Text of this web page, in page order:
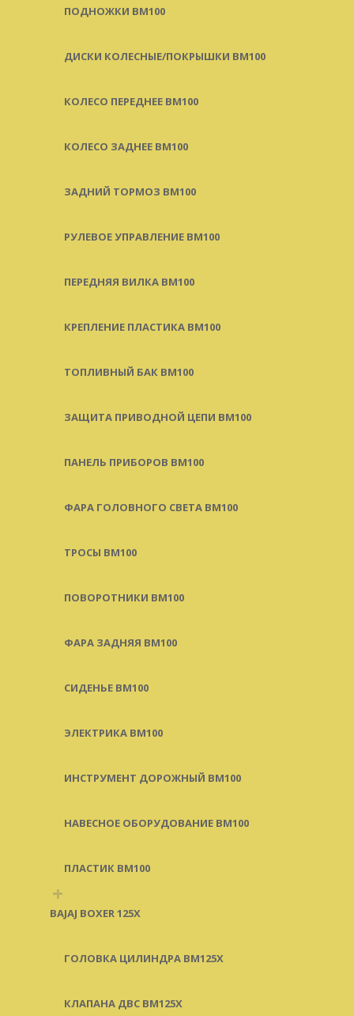
ПОДНОЖКИ BM100
ДИСКИ КОЛЕСНЫЕ/ПОКРЫШКИ BM100
КОЛЕСО ПЕРЕДНЕЕ BM100
КОЛЕСО ЗАДНЕЕ BM100
ЗАДНИЙ ТОРМОЗ BM100
РУЛЕВОЕ УПРАВЛЕНИЕ BM100
ПЕРЕДНЯЯ ВИЛКА BM100
КРЕПЛЕНИЕ ПЛАСТИКА BM100
ТОПЛИВНЫЙ БАК BM100
ЗАЩИТА ПРИВОДНОЙ ЦЕПИ BM100
ПАНЕЛЬ ПРИБОРОВ BM100
ФАРА ГОЛОВНОГО СВЕТА BM100
ТРОСЫ BM100
ПОВОРОТНИКИ BM100
ФАРА ЗАДНЯЯ BM100
СИДЕНЬЕ BM100
ЭЛЕКТРИКА BM100
ИНСТРУМЕНТ ДОРОЖНЫЙ BM100
НАВЕСНОЕ ОБОРУДОВАНИЕ BM100
ПЛАСТИК BM100
+
BAJAJ BOXER 125X
ГОЛОВКА ЦИЛИНДРА BM125X
КЛАПАНА ДВС BM125X